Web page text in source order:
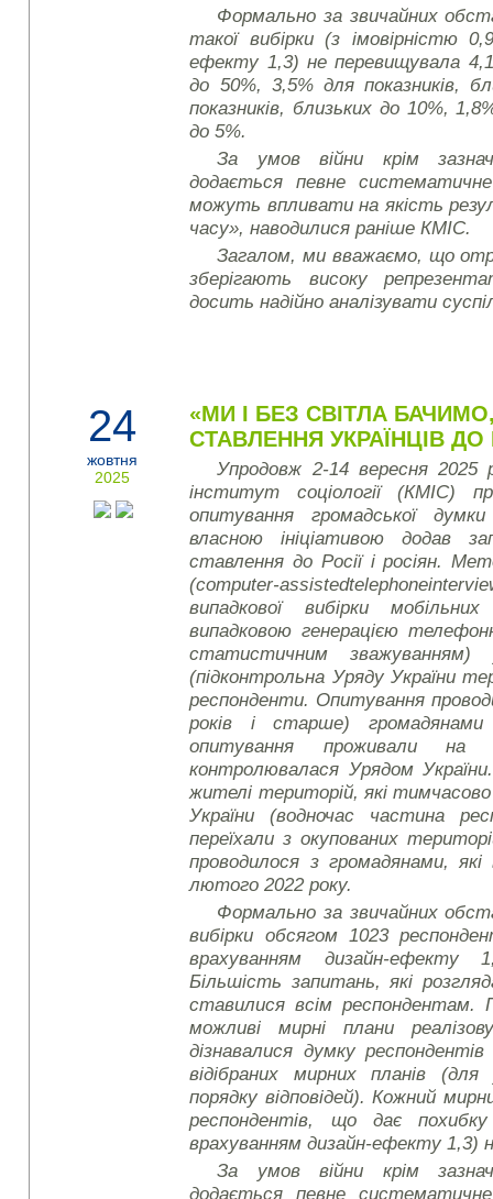
Формально за звичайних
такої вибірки (з імовірністю
ефекту 1,3) не перевищувала
до 50%, 3,5% для показників,
показників, близьких до 10%,
до 5%.
За умов війни крім
додається певне
можуть впливати на якість
часу», наводилися раніше КМІС.
Загалом, ми вважаємо, що
зберігають високу
досить надійно аналізувати
24
жовтня
2025
«МИ І БЕЗ СВІТЛА
СТАВЛЕННЯ УКРАЇНЦІВ ДО
Упродовж 2-14 вересня 2025
інститут соціології (КМІС)
опитування громадської
власною ініціативою додав
ставлення до Росії і росіян.
(computer-assistedtelephone
випадкової вибірки
випадковою генерацією
статистичним зважуванням)
(підконтрольна Уряду України
респонденти. Опитування
років і старше)
опитування проживали на
контролювалася Урядом
жителі територій, які
України (водночас частина
переїхали з окупованих
проводилося з громадянами, які
лютого 2022 року.
Формально за звичайних
вибірки обсягом 1023
врахуванням дизайн-
Більшість запитань, які
ставилися всім респондентам.
можливі мирні плани
дізнавалися думку
відібраних мирних планів
порядку відповідей). Кожний
респондентів, що дає
врахуванням дизайн-ефекту 1,3)
За умов війни крім
додається певне